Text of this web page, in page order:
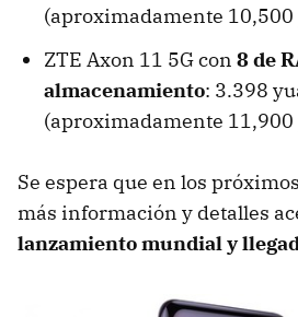
(aproximadamente 10,500
ZTE Axon 11 5G con 8 de
almacenamiento: 3.398
(aproximadamente 11,900
Se espera que en los
más información y detalles
lanzamiento mundial y